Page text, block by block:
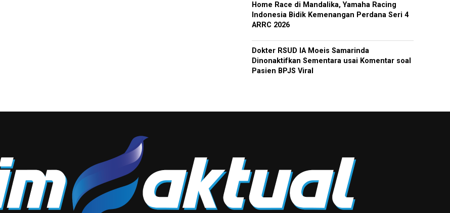
Home Race di Mandalika, Yamaha Racing
Indonesia Bidik Kemenangan Perdana Seri 4
ARRC 2026
Dokter RSUD IA Moeis Samarinda
Dinonaktifkan Sementara usai Komentar soal
Pasien BPJS Viral